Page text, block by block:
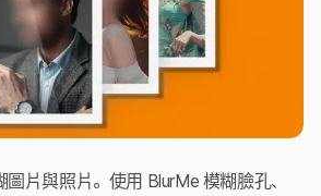
片與照片。使用 BlurMe 模糊臉孔、